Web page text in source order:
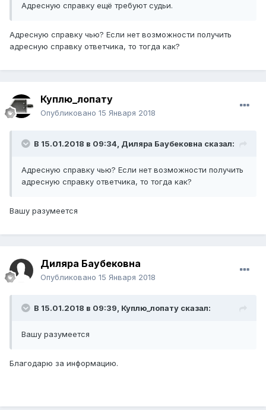
Адресную справку ещё требуют судьи.
Адресную справку чью? Если нет возможности получить
адресную справку ответчика, то тогда как?
Куплю_лопату
Опубликовано 15 Января 2018
В 15.01.2018 в 09:34, Диляра Баубековна сказал:
Адресную справку чью? Если нет возможности получить
адресную справку ответчика, то тогда как?
Вашу разумеется
Диляра Баубековна
Опубликовано 15 Января 2018
В 15.01.2018 в 09:39, Куплю_лопату сказал:
Вашу разумеется
Благодарю за информацию.